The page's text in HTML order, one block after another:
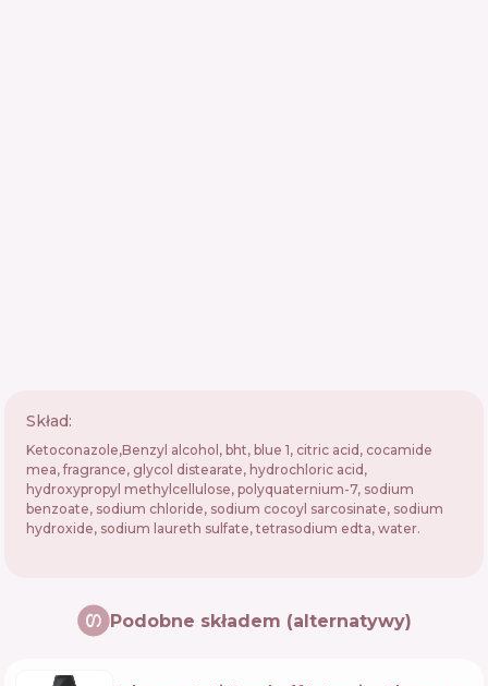
Skład:
Ketoconazole,Benzyl alcohol, bht, blue 1, citric acid, cocamide
mea, fragrance, glycol distearate, hydrochloric acid,
hydroxypropyl methylcellulose, polyquaternium-7, sodium
benzoate, sodium chloride, sodium cocoyl sarcosinate, sodium
hydroxide, sodium laureth sulfate, tetrasodium edta, water.
Podobne składem (alternatywy)